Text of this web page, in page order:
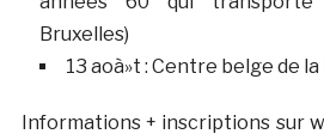
Bruxelles)
13 aoà»t : Centre belge de
Informations + inscriptions sur